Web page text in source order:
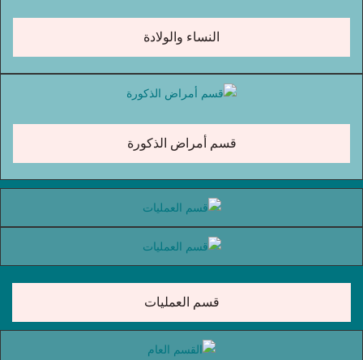
النساء والولادة
قسم أمراض الذكورة
قسم العمليات